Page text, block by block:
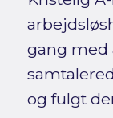
gang med
og fulgt